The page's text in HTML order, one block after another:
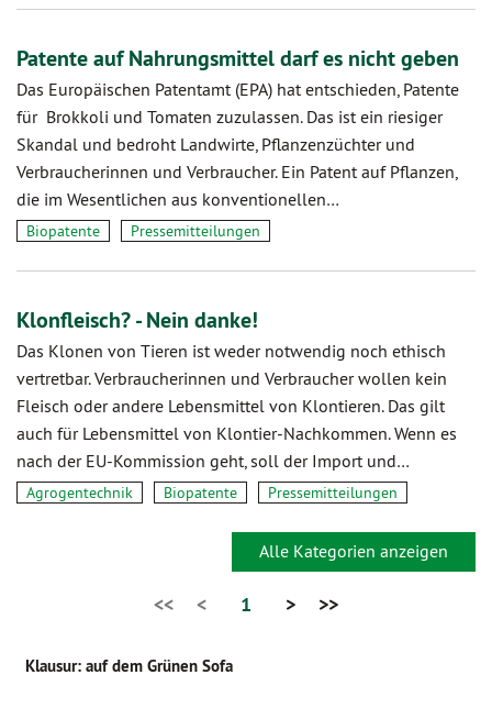
Patente auf Nahrungsmittel darf es nicht geben
Das Europäischen Patentamt (EPA) hat entschieden, Patente
für Brokkoli und Tomaten zuzulassen. Das ist ein riesiger
Skandal und bedroht Landwirte, Pflanzenzüchter und
Verbraucherinnen und Verbraucher. Ein Patent auf Pflanzen,
die im Wesentlichen aus konventionellen…
Biopatente Pressemitteilungen
Klonfleisch? - Nein danke!
Das Klonen von Tieren ist weder notwendig noch ethisch
vertretbar. Verbraucherinnen und Verbraucher wollen kein
Fleisch oder andere Lebensmittel von Klontieren. Das gilt
auch für Lebensmittel von Klontier-Nachkommen. Wenn es
nach der EU-Kommission geht, soll der Import und…
Agrogentechnik Biopatente Pressemitteilungen
Alle Kategorien anzeigen
<< < 1 > >>
Klausur: auf dem Grünen Sofa